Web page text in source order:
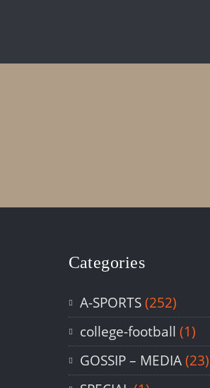
Categories
A-SPORTS(252)
college-football (1)
GOSSIP – ΜΕDIA(23)